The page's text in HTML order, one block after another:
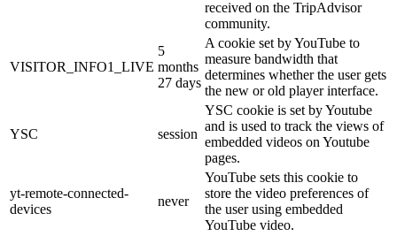
received on the TripAdvisor
community.
VISITOR_INFO1_LIVE
5
months
27 days
A cookie set by YouTube to
measure bandwidth that
determines whether the user gets
the new or old player interface.
YSC session
YSC cookie is set by Youtube
and is used to track the views of
embedded videos on Youtube
pages.
yt-remote-connected-
devices
never
YouTube sets this cookie to
store the video preferences of
the user using embedded
YouTube video.